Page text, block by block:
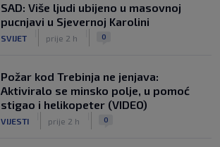
SAD: Više ljudi ubijeno u masovnoj
pucnjavi u Sjevernoj Karolini
SVIJET prije 2 h 0
Požar kod Trebinja ne jenjava:
Aktiviralo se minsko polje, u pomoć
stigao i helikopeter (VIDEO)
VIJESTI prije 2 h 0